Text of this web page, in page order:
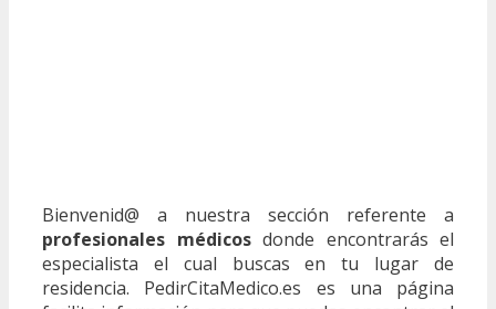
Bienvenid@ a nuestra sección referente a
profesionales médicosdonde encontrarás el
especialista el cual buscas en tu lugar de
residencia. PedirCitaMedico.es es una página